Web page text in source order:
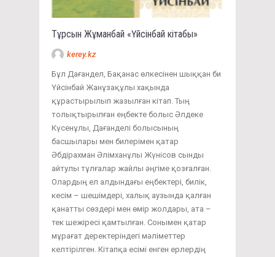
Тұрсын Жұманбай «Үйсінбай кітабы»
kerey.kz
Бұл Дағандел, Бақанас өлкесінен шыққан би
Үйсінбай Жанұзақұлы хақында
құрастырылып жазылған кітап. Тың
толықтырылған еңбекте болыс Әлдеке
Күсенұлы, Дағанделі болысының
басшылары мен билерімен қатар
Әбдірахман Әлімханұлы Жүнісов сынды
айтулы тұлғалар жайлы әңгіме қозғалған.
Олардың ел алдындағы еңбектері, билік,
кесім – шешімдері, халық аузында қалған
қанатты сөздері мен өмір жолдары, ата –
тек шежіресі қамтылған. Сонымен қатар
мұрағат деректеріндегі мәліметтер
келтірілген. Кітапқа есімі енген ерлердің